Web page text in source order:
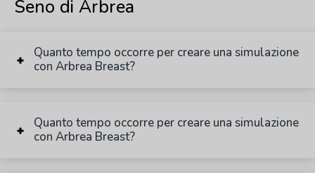
Seno di Arbrea
Quanto tempo occorre per creare una simulazione
con Arbrea Breast?
Quanto tempo occorre per creare una simulazione
con Arbrea Breast?